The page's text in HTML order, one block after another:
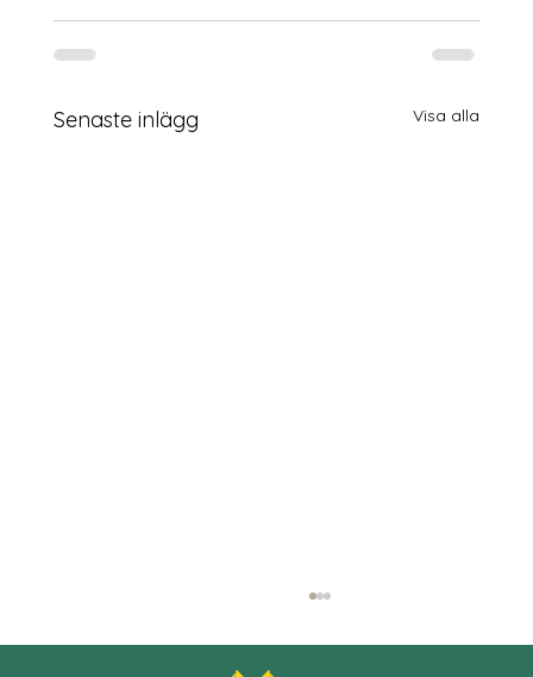
Senaste inlägg Visa alla